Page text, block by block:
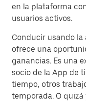
en la plataforma
usuarios activos.
Conducir usando la
ofrece una
ganancias. Es una
socio de la App de
tiempo, otros
temporada. O quizá